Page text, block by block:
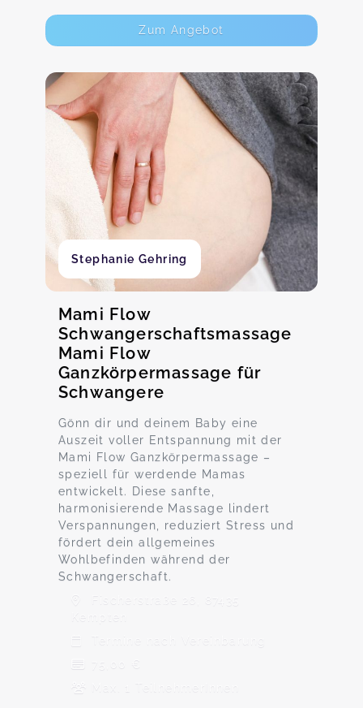
Zum Angebot
Stephanie Gehring
Mami Flow
Schwangerschaftsmassage
Mami Flow
Ganzkörpermassage für
Schwangere
Gönn dir und deinem Baby eine
Auszeit voller Entspannung mit der
Mami Flow Ganzkörpermassage –
speziell für werdende Mamas
entwickelt. Diese sanfte,
harmonisierende Massage lindert
Verspannungen, reduziert Stress und
fördert dein allgemeines
Wohlbefinden während der
Schwangerschaft.
Fischerstraße 26, 87435
Kempten
Termine nach Vereinbarung
75,00 €
Max. 1 TeilnehmerInnen